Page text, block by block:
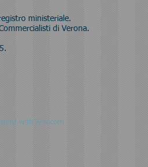
ministeriale.
di Verona.
withWix.com